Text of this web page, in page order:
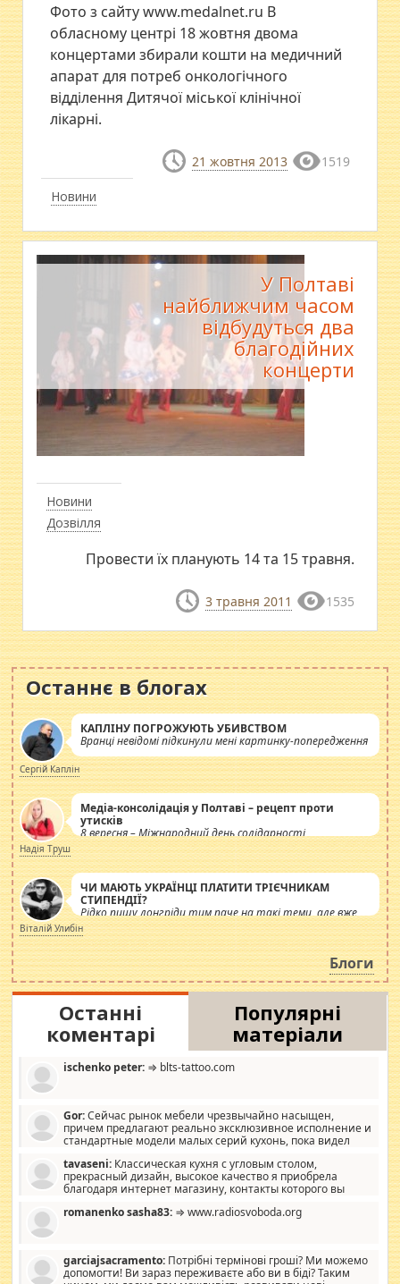
Новини
Фото з сайту www.medalnet.ru В
обласному центрі 18 жовтня двома
концертами збирали кошти на медичний
апарат для потреб онкологічного
відділення Дитячої міської клінічної
лікарні.
21 жовтня 2013 1519
Новини
Дозвілля
У Полтаві
найближчим часом
відбудуться два
благодійних
концерти
Провести їх планують 14 та 15 травня.
3 травня 2011 1535
Останнє в блогах
КАПЛІНУ ПОГРОЖУЮТЬ УБИВСТВОМ
Вранці невідомі підкинули мені картинку-попередження
Сергій Каплін
Медіа-консолідація у Полтаві – рецепт проти
утисків
8 вересня – Міжнародний день солідарності
журналістів.
Надія Труш
ЧИ МАЮТЬ УКРАЇНЦІ ПЛАТИТИ ТРІЄЧНИКАМ
СТИПЕНДІЇ?
Рідко пишу лонгріди тим паче на такі теми, але вже
просто дістало! Обурюють сьогоднішні інсенуації
навколо стипендіального питання. Штучно
роздувається ще одна соціальна катастрофа.
Віталій Улибін
Блоги
Останні
коментарі
Популярні
матеріали
ischenko peter: ⇒ blts-tattoo.com
Gor:Сейчас рынок мебели чрезвычайно насыщен,
причем предлагают реально эксклюзивное исполнение и
стандартные модели малых серий кухонь, пока видел
стандартные формы, в MebelOk, креативненько и что главное -
со вкусом все в порядке, без ненужных наворотов удорожающих
мебель, а это не последний фактор.
tavaseni: Классическая кухня с угловым столом,
прекрасный дизайн, высокое качество я приобрела
благодаря интернет магазину, контакты которого вы
romanenko sasha83: ⇒ www.radiosvoboda.org
garciajsacramento: Потрібні термінові гроші? Ми можемо
допомогти! Ви зараз переживаєте або ви в біді? Таким